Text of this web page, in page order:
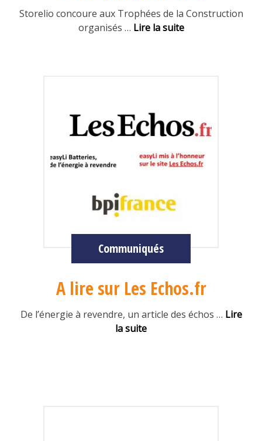
Storelio concoure aux Trophées de la Construction
organisés … Lire la suite
Communiqués
A lire sur Les Echos.fr
De l’énergie à revendre, un article des échos … Lire
la suite